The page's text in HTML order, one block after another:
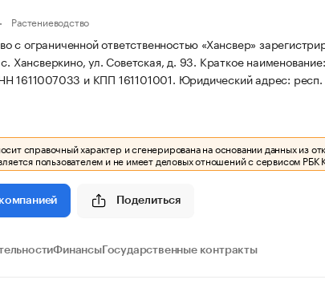
Растениеводство
с ограниченной ответственностью «Хансвер»
Хансверкино, ул. Советская, д. 93. Краткое
1611007033 и КПП 161101001. Юридический адрес: респ.
справочный характер и сгенерирована на основании данных из
пользователем и не имеет деловых отношений с сервисом РБК
Поделиться
ФинансыГосударственные контракты